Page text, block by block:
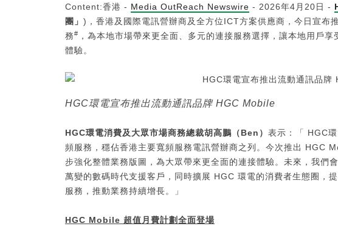
Content:香港 - Media OutReach Newswire - 2026年4月20日 -
團」 )，香港及國際電訊營辦商及全方位ICT方案供應商，今日宣布
務# ，為本地市場帶來更全面、多元的連接服務選擇，讓本地用戶享
體驗。
HGC環電宣布推出流動通訊品牌 HGC Mobile
HGC環電消費及大眾市場商務總裁胡高鵬 （Ben ） 表示：「 HGC
頻服務，穩佔香港主要寬頻服務電訊營辦商之列。今次推出 HGC
步強化整體業務版圖，為大眾帶來更全面的連接體驗。未來，我們
萬變的數碼時代支援客戶，同時擴展 HGC 環電的消費者生態圈，
服務，推動業務持續增長。」
HGC Mobile 超值月費計劃全面登場